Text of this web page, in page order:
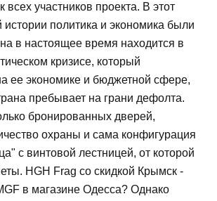
всех участников проекта. В этот
политика и экономика были
в настоящее время находится в
кризисе, который
ее экономике и бюджетной сфере,
пребывает на грани дефолта.
бронированных дверей,
охраны и сама конфигурация
с винтовой лестницей, от которой
HGH Frag со скидкой Крымск -
в магазине Одесса? Однако